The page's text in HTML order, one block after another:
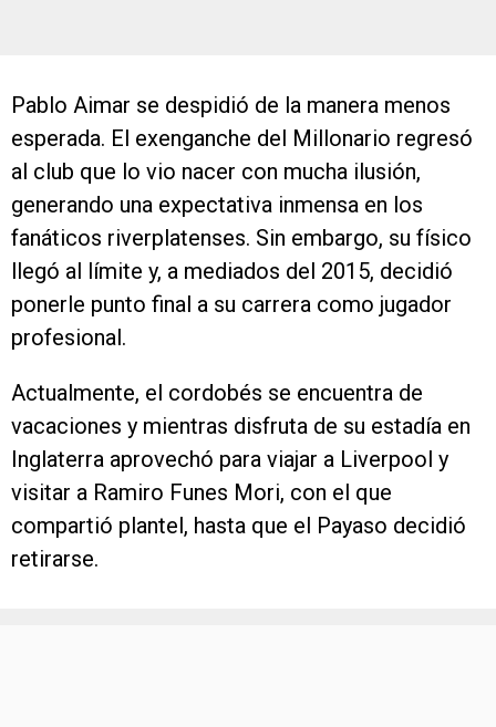
Pablo Aimar se despidió de la manera menos
esperada. El exenganche del Millonario regresó
al club que lo vio nacer con mucha ilusión,
generando una expectativa inmensa en los
fanáticos riverplatenses. Sin embargo, su físico
llegó al límite y, a mediados del 2015, decidió
ponerle punto final a su carrera como jugador
profesional.
Actualmente, el cordobés se encuentra de
vacaciones y mientras disfruta de su estadía en
Inglaterra aprovechó para viajar a Liverpool y
visitar a Ramiro Funes Mori, con el que
compartió plantel, hasta que el Payaso decidió
retirarse.